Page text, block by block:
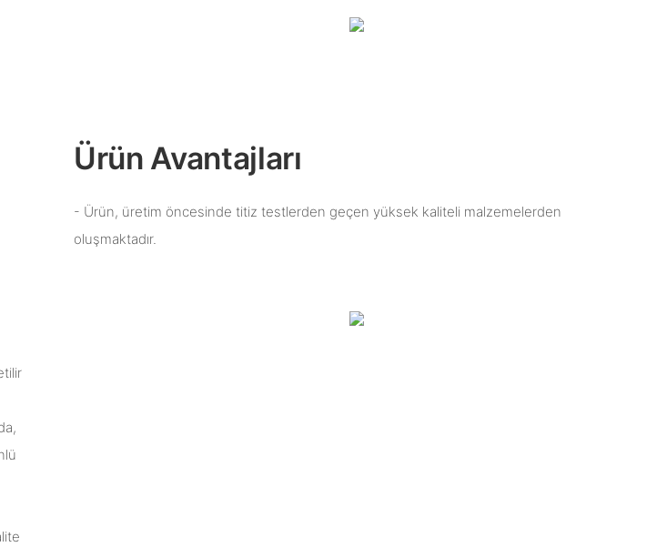
Ürün Avantajları
- Ürün, üretim öncesinde titiz testlerden geçen yüksek kaliteli malzemelerden
oluşmaktadır.